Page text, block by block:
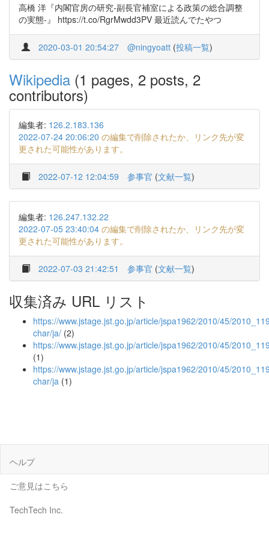
高橋 洋『内閣官房の研究‐副長官補室による政策の総合調整
の実態‐』 https://t.co/RgrMwdd3PV 最近読んでたやつ
2020-03-01 20:54:27 @ningyoatt (投稿一覧)
Wikipedia (1 pages, 2 posts, 2
contributors)
編集者: 126.2.183.136
2022-07-24 20:06:20 の編集で削除されたか、リンク先が変
更された可能性があります。
2022-07-12 12:04:59 参事官 (文献一覧)
編集者: 126.247.132.22
2022-07-05 23:40:04 の編集で削除されたか、リンク先が変
更された可能性があります。
2022-07-03 21:42:51 参事官 (文献一覧)
収集済み URL リスト
https://www.jstage.jst.go.jp/article/jspa1962/2010/45/
char/ja/ (2)
https://www.jstage.jst.go.jp/article/jspa1962/2010/45/
(1)
https://www.jstage.jst.go.jp/article/jspa1962/2010/45/
char/ja (1)
ヘルプ
ご意見はこちら
TechTech Inc.